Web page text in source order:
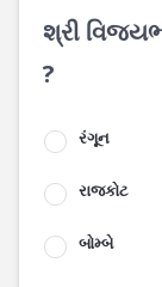
શ્રી
?
રંગૂન
રાજકોટ
બોમ્બે